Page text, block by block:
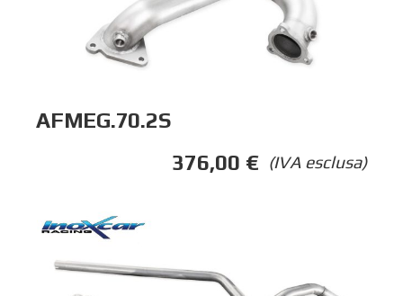
AFMEG.70.2S
(IVA esclusa)
376,00 €